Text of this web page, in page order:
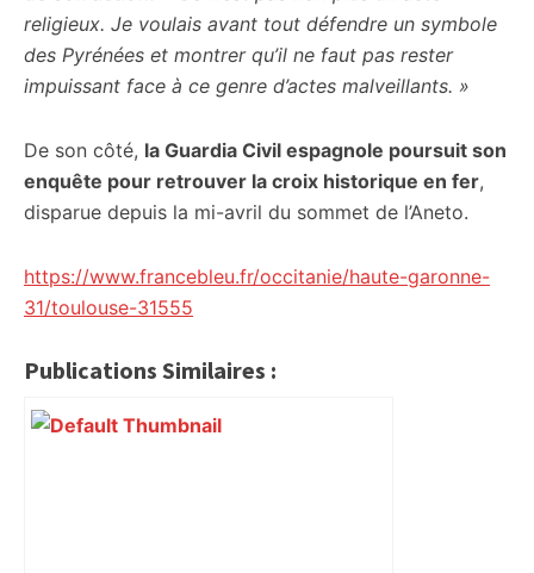
religieux. Je voulais avant tout défendre un symbole
des Pyrénées et montrer qu’il ne faut pas rester
impuissant face à ce genre d’actes malveillants. »
De son côté, la Guardia Civil espagnole poursuit son
enquête pour retrouver la croix historique en fer,
disparue depuis la mi-avril du sommet de l’Aneto.
https://www.francebleu.fr/occitanie/haute-garonne-
31/toulouse-31555
Publications Similaires :